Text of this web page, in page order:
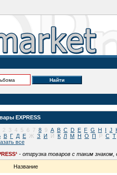
EXPRESS
2 3 4 5 6 7 8 9 A B C D E F G H I J
В Г Д Е Ж З И Й К Л М Н О П Р С Т
все
- отгрузка товаров с таким
Название